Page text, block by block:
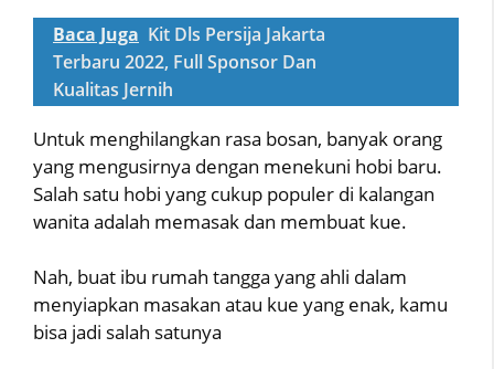
Baca Juga Kit Dls Persija Jakarta
Terbaru 2022, Full Sponsor Dan
Kualitas Jernih
Untuk menghilangkan rasa bosan, banyak orang
yang mengusirnya dengan menekuni hobi baru.
Salah satu hobi yang cukup populer di kalangan
wanita adalah memasak dan membuat kue.
Nah, buat ibu rumah tangga yang ahli dalam
menyiapkan masakan atau kue yang enak, kamu
bisa jadi salah satunya